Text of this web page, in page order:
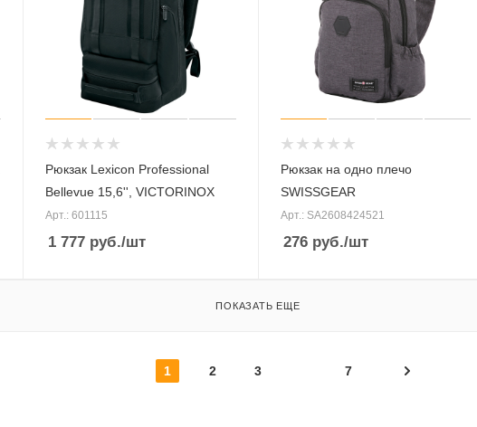
Рюкзак Lexicon Professional
Bellevue 15,6'', VICTORINOX
Арт.: 601115
1 777руб./шт
Рюкзак на одно плечо
SWISSGEAR
Арт.: SA2608424521
276руб./шт
ПОКАЗАТЬ ЕЩЕ
1 2 3 7